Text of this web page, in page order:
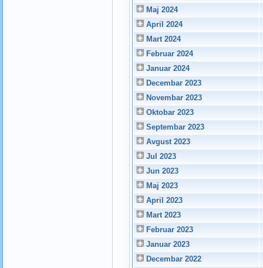
Maj 2024
April 2024
Mart 2024
Februar 2024
Januar 2024
Decembar 2023
Novembar 2023
Oktobar 2023
Septembar 2023
Avgust 2023
Jul 2023
Jun 2023
Maj 2023
April 2023
Mart 2023
Februar 2023
Januar 2023
Decembar 2022